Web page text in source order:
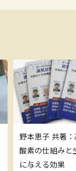
野本恵子 共著
酸素の仕組みと
に与える効果